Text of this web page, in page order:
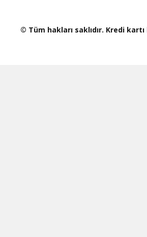
© Tüm hakları saklıdır. Kredi